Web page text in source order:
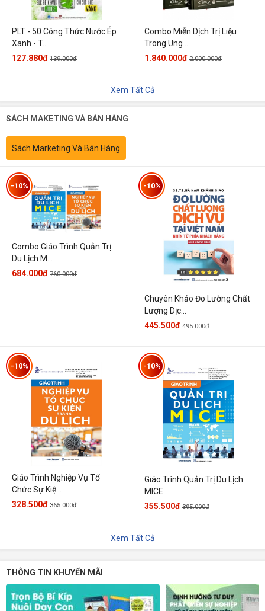
PLT - 50 Công Thức Nước Ép
Xanh - T...
127.880đ 139.000đ
Combo Miễn Dịch Trị Liệu
Trong Ung ...
1.840.000đ 2.000.000đ
Xem Tất Cả
SÁCH MAKETING VÀ BÁN HÀNG
Sách Marketing Và Bán Hàng
Combo Giáo Trình Quản Trị
Du Lịch M...
-10%
684.000đ 760.000đ
Chuyên Khảo Đo Lường Chất
Lượng Dịc...
-10%
445.500đ 495.000đ
Giáo Trình Nghiệp Vụ Tổ
Chức Sự Kiệ...
-10%
328.500đ 365.000đ
Giáo Trình Quản Trị Du Lịch
MICE
-10%
355.500đ 395.000đ
Xem Tất Cả
THÔNG TIN KHUYẾN MÃI